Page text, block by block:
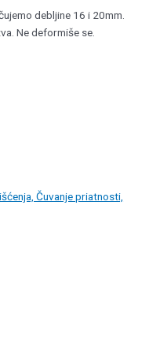
debljine 16 i 20mm.
Ne deformiše se.
Čuvanje priatnosti,